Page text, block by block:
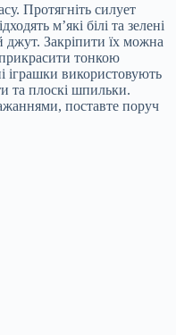
Протягніть силует
м’які білі та зелені
джут. Закріпити їх можна
тонкою
іграшки використовують
та плоскі шпильки.
поставте поруч